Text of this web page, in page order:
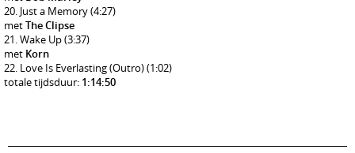
Just a Memory(4:27)
metThe Clipse
Wake Up(3:37)
met Korn
Love Is Everlasting (Outro)(1:02)
totale tijdsduur: 1:14:50